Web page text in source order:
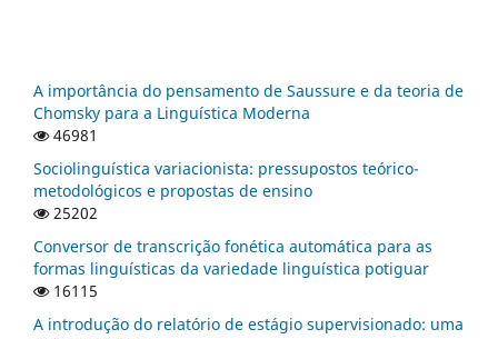
A importância do pensamento de Saussure e da teoria de
Chomsky para a Linguística Moderna
46981
Sociolinguística variacionista: pressupostos teórico-
metodológicos e propostas de ensino
25202
Conversor de transcrição fonética automática para as
formas linguísticas da variedade linguística potiguar
16115
A introdução do relatório de estágio supervisionado: uma